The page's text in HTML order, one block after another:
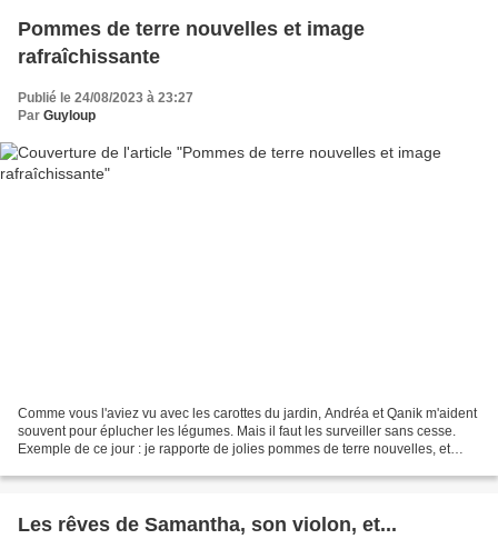
Pommes de terre nouvelles et image
rafraîchissante
Publié le 24/08/2023 à 23:27
Par Guyloup
Comme vous l'aviez vu avec les carottes du jardin, Andréa et Qanik m'aident
souvent pour éplucher les légumes. Mais il faut les surveiller sans cesse.
Exemple de ce jour : je rapporte de jolies pommes de terre nouvelles, et
Les rêves de Samantha, son violon, et...